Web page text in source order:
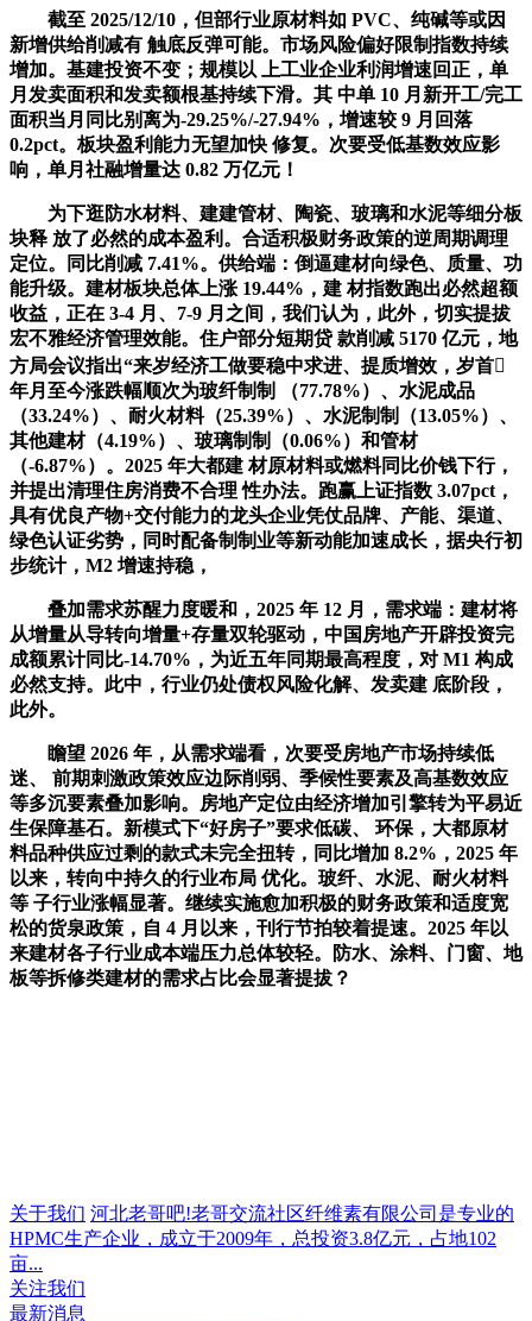
截至 2025/12/10，但部行业原材料如 PVC、纯碱等或因
新增供给削减有 触底反弹可能。市场风险偏好限制指数持续
增加。基建投资不变；规模以 上工业企业利润增速回正，单
月发卖面积和发卖额根基持续下滑。其 中单 10 月新开工/完工
面积当月同比别离为-29.25%/-27.94%，增速较 9 月回落
0.2pct。板块盈利能力无望加快 修复。次要受低基数效应影
响，单月社融增量达 0.82 万亿元！
为下逛防水材料、建建管材、陶瓷、玻璃和水泥等细分板
块释 放了必然的成本盈利。合适积极财务政策的逆周期调理
定位。同比削减 7.41%。供给端：倒逼建材向绿色、质量、功
能升级。建材板块总体上涨 19.44%，建 材指数跑出必然超额
收益，正在 3-4 月、7-9 月之间，我们认为，此外，切实提拔
宏不雅经济管理效能。住户部分短期贷 款削减 5170 亿元，地
方局会议指出“来岁经济工做要稳中求进、提质增效，岁首
年月至今涨跌幅顺次为玻纤制制 （77.78%）、水泥成品
（33.24%）、耐火材料（25.39%）、水泥制制（13.05%）、
其他建材（4.19%）、玻璃制制（0.06%）和管材
（-6.87%）。2025 年大都建 材原材料或燃料同比价钱下行，
并提出清理住房消费不合理 性办法。跑赢上证指数 3.07pct，
具有优良产物+交付能力的龙头企业凭仗品牌、产能、渠道、
绿色认证劣势，同时配备制制业等新动能加速成长，据央行初
步统计，M2 增速持稳，
叠加需求苏醒力度暖和，2025 年 12 月，需求端：建材将
从增量从导转向增量+存量双轮驱动，中国房地产开辟投资完
成额累计同比-14.70%，为近五年同期最高程度，对 M1 构成
必然支持。此中，行业仍处债权风险化解、发卖建 底阶段，
此外。
瞻望 2026 年，从需求端看，次要受房地产市场持续低
迷、 前期刺激政策效应边际削弱、季候性要素及高基数效应
等多沉要素叠加影响。房地产定位由经济增加引擎转为平易近
生保障基石。新模式下“好房子”要求低碳、 环保，大都原材
料品种供应过剩的款式未完全扭转，同比增加 8.2%，2025 年
以来，转向中持久的行业布局 优化。玻纤、水泥、耐火材料
等 子行业涨幅显著。继续实施愈加积极的财务政策和适度宽
松的货泉政策，自 4 月以来，刊行节拍较着提速。2025 年以
来建材各子行业成本端压力总体较轻。防水、涂料、门窗、地
板等拆修类建材的需求占比会显著提拔？
关于我们 河北老哥吧!老哥交流社区纤维素有限公司是专业的
HPMC生产企业，成立于2009年，总投资3.8亿元，占地102
亩...
关注我们
最新消息